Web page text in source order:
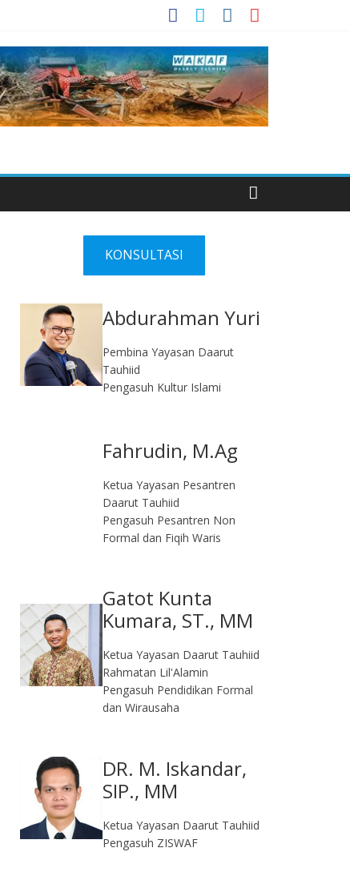
KONSULTASI
Abdurahman Yuri
Pembina Yayasan Daarut
Tauhiid
Pengasuh Kultur Islami
Fahrudin, M.Ag​
Ketua Yayasan Pesantren
Daarut Tauhiid
Pengasuh Pesantren Non
Formal dan Fiqih Waris
Gatot Kunta
Kumara, ST., MM
Ketua Yayasan Daarut Tauhiid
Rahmatan Lil'Alamin
Pengasuh Pendidikan Formal
dan Wirausaha
DR. M. Iskandar,
SIP., MM
Ketua Yayasan Daarut Tauhiid
Pengasuh ZISWAF